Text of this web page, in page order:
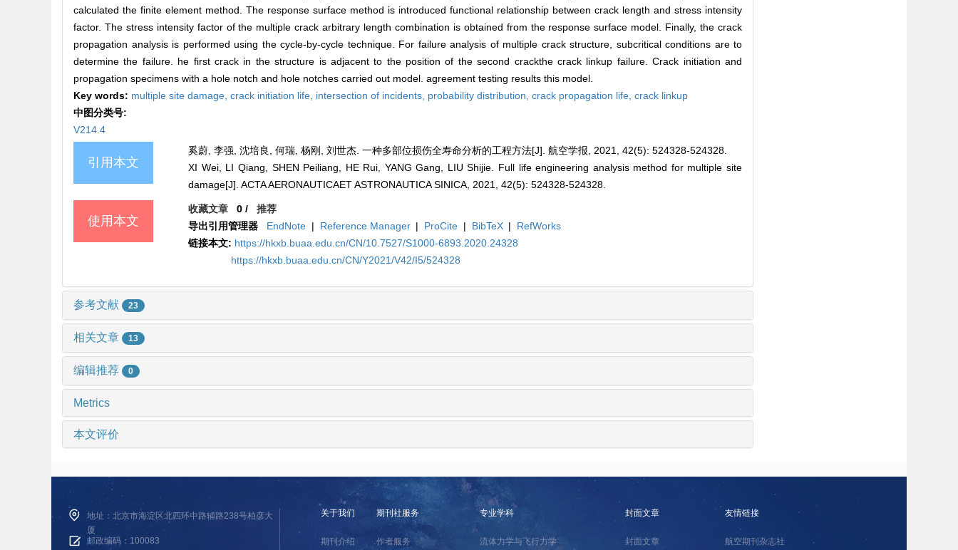
calculated the finite element method. The response surface method is introduced functional relationship between crack length and stress intensity
factor. The stress intensity factor of the multiple crack arbitrary length combination is obtained from the response surface model. Finally, the crack
propagation analysis is performed using the cycle-by-cycle technique. For failure analysis of multiple crack structure, subcritical conditions are to
determine the failure. he first crack in the structure is adjacent to the position of the second crackthe crack linkup failure. Crack initiation and
propagation specimens with a hole notch and hole notches carried out model. agreement testing results this model.
Key words: multiple site damage, crack initiation life, intersection of incidents, probability distribution, crack propagation life, crack linkup
中图分类号:
V214.4
引用本文
奚蔚, 李强, 沈培良, 何瑞, 杨刚, 刘世杰. 一种多部位损伤全寿命分析的工程方法[J]. 航空学报, 2021, 42(5): 524328-524328.
XI Wei, LI Qiang, SHEN Peiliang, HE Rui, YANG Gang, LIU Shijie. Full life engineering analysis method for multiple site
damage[J]. ACTA AERONAUTICAET ASTRONAUTICA SINICA, 2021, 42(5): 524328-524328.
使用本文
收藏文章 0 /推荐
导出引用管理器
EndNote | Reference Manager | ProCite | BibTeX |
RefWorks
链接本文: https://hkxb.buaa.edu.cn/CN/10.7527/S1000-6893.2020.24328
https://hkxb.buaa.edu.cn/CN/Y2021/V42/I5/524328
参考文献 23
相关文章 13
编辑推荐 0
Metrics
本文评价
地址：北京市海淀区北四环中路辅路238号柏彦大
厦
邮政编码：100083
关于我们
期刊介绍
期刊社服务
作者服务
专业学科
流体力学与飞行力学
封面文章
封面文章
友情链接
航空期刊杂志社